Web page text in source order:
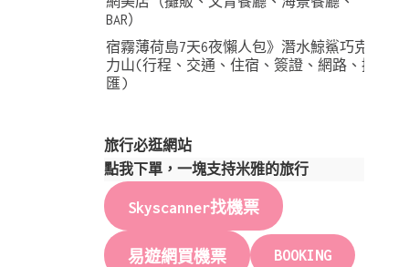
BAR）
宿霧薄荷島7天6夜懶人包》潛水鯨鯊巧克
力山(行程、交通、住宿、簽證、網路、換
匯)
旅行必逛網站
點我下單，一塊支持米雅的旅行
Skyscanner找機票
易遊網買機票 BOOKING